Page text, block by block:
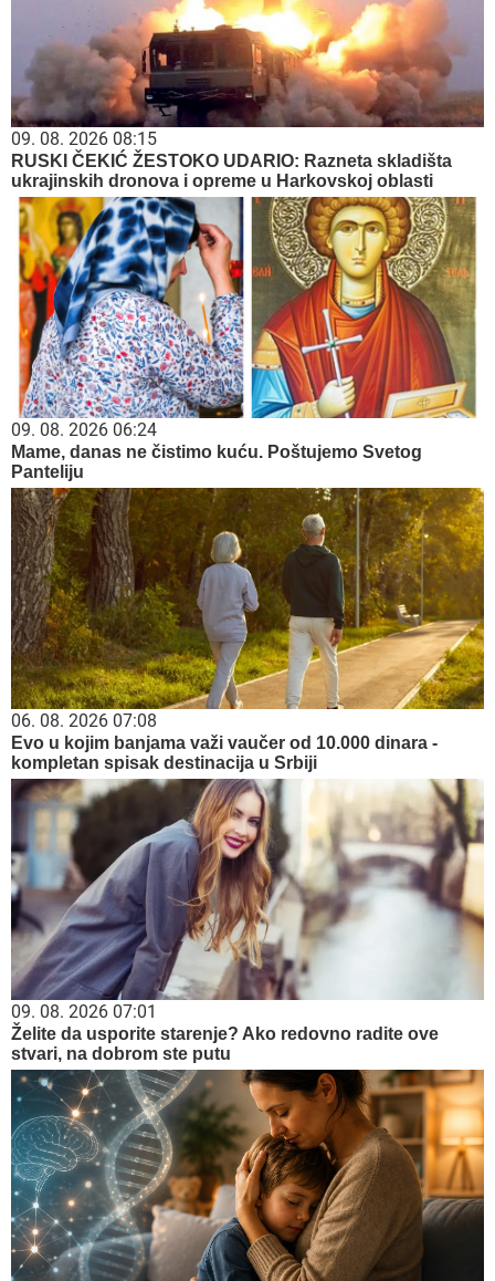
09. 08. 2026 08:15
RUSKI ČEKIĆ ŽESTOKO UDARIO: Razneta skladišta
ukrajinskih dronova i opreme u Harkovskoj oblasti
09. 08. 2026 06:24
Mame, danas ne čistimo kuću. Poštujemo Svetog
Panteliju
06. 08. 2026 07:08
Evo u kojim banjama važi vaučer od 10.000 dinara -
kompletan spisak destinacija u Srbiji
09. 08. 2026 07:01
Želite da usporite starenje? Ako redovno radite ove
stvari, na dobrom ste putu